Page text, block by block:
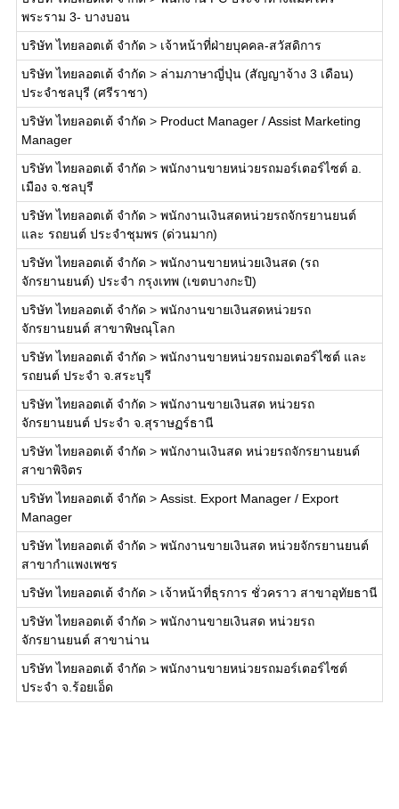
พระราม 3- บางบอน
บริษัท ไทยลอตเต้ จำกัด > เจ้าหน้าที่ฝ่ายบุคคล-สวัสดิการ
บริษัท ไทยลอตเต้ จำกัด > ล่ามภาษาญี่ปุ่น (สัญญาจ้าง 3 เดือน)
ประจำชลบุรี (ศรีราชา)
บริษัท ไทยลอตเต้ จำกัด > Product Manager / Assist Marketing
Manager
บริษัท ไทยลอตเต้ จำกัด > พนักงานขายหน่วยรถมอร์เตอร์ไซต์ อ.
เมือง จ.ชลบุรี
บริษัท ไทยลอตเต้ จำกัด > พนักงานเงินสดหน่วยรถจักรยานยนต์
และ รถยนต์ ประจำชุมพร (ด่วนมาก)
บริษัท ไทยลอตเต้ จำกัด > พนักงานขายหน่วยเงินสด (รถ
จักรยานยนต์) ประจำ กรุงเทพ (เขตบางกะปิ)
บริษัท ไทยลอตเต้ จำกัด > พนักงานขายเงินสดหน่วยรถ
จักรยานยนต์ สาขาพิษณุโลก
บริษัท ไทยลอตเต้ จำกัด > พนักงานขายหน่วยรถมอเตอร์ไซต์ และ
รถยนต์ ประจำ จ.สระบุรี
บริษัท ไทยลอตเต้ จำกัด > พนักงานขายเงินสด หน่วยรถ
จักรยานยนต์ ประจำ จ.สุราษฏร์ธานี
บริษัท ไทยลอตเต้ จำกัด > พนักงานเงินสด หน่วยรถจักรยานยนต์
สาขาพิจิตร
บริษัท ไทยลอตเต้ จำกัด > Assist. Export Manager / Export
Manager
บริษัท ไทยลอตเต้ จำกัด > พนักงานขายเงินสด หน่วยจักรยานยนต์
สาขากำแพงเพชร
บริษัท ไทยลอตเต้ จำกัด > เจ้าหน้าที่ธุรการ ชั่วคราว สาขาอุทัยธานี
บริษัท ไทยลอตเต้ จำกัด > พนักงานขายเงินสด หน่วยรถ
จักรยานยนต์ สาขาน่าน
บริษัท ไทยลอตเต้ จำกัด > พนักงานขายหน่วยรถมอร์เตอร์ไซต์
ประจำ จ.ร้อยเอ็ด